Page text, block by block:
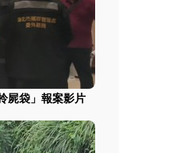
屍袋」報案影片